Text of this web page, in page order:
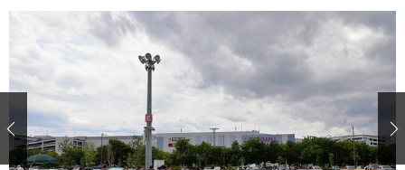
注目の記事
ショップレポート
自動車豆知識 ストップ！不具合修理＆粗悪修理
ディテイリング
ディテイリング 洗車
鈑金・塗装